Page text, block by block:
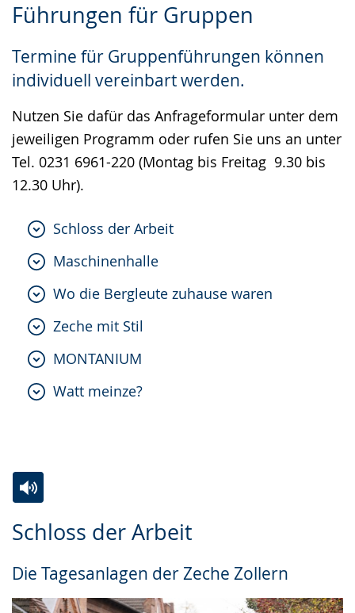
Führungen für Gruppen
Termine für Gruppenführungen können
individuell vereinbart werden.
Nutzen Sie dafür das Anfrageformular unter dem
jeweiligen Programm oder rufen Sie uns an unter
Tel. 0231 6961-220 (Montag bis Freitag 9.30 bis
12.30 Uhr).
Leichten
wechseln.
Audio-
Video
Deutscher
Gebärdensprache
wird
angezeigt.
Schloss der Arbeit
Maschinenhalle
Wo die Bergleute zuhause waren
Zeche mit Stil
MONTANIUM
Watt meinze?
Schloss der Arbeit
Die Tagesanlagen der Zeche Zollern
Leichten
wechseln.
Audio-
Video
Deutscher
Gebärdensprache